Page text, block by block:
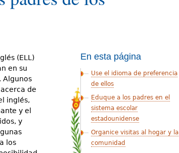
En esta página
Use el idioma de preferencia
de ellos
Eduque a los padres en el
sistema escolar
estadounidense
Organice visitas al hogar y la
comunidad
(ELL)
en su
Algunos
de
inglés,
y el
y
los